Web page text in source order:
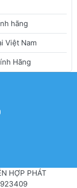
hãng
Việt Nam
Hãng
HỢP PHÁT